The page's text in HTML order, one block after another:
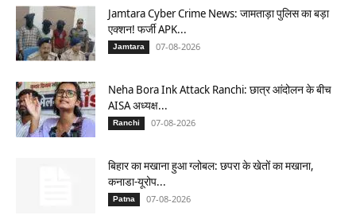
Jamtara Cyber Crime News: जामताड़ा पुलिस का बड़ा
एक्शन! फर्जी APK...
Jamtara 07-08-2026
Neha Bora Ink Attack Ranchi: छात्र आंदोलन के बीच
AISA अध्यक्ष...
Ranchi 07-08-2026
बिहार का मखाना हुआ ग्लोबल: छपरा के खेतों का मखाना,
कनाडा-यूरोप...
Patna 07-08-2026